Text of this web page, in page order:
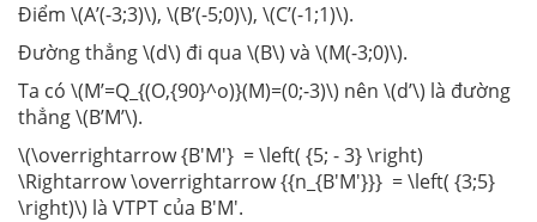
Điểm \(A’(-3;3)\), \(B’(-5;0)\), \(C’(-1;1)\).
Đường thẳng \(d\) đi qua \(B\) và \(M(-3;0)\).
Ta có \(M’=Q_{(O,{90}^o)}(M)=(0;-3)\) nên \(d’\) là đường
thẳng \(B’M’\).
\(\overrightarrow {B'M'} = \left( {5; - 3} \right)
\Rightarrow \overrightarrow {{n_{B'M'}}} = \left( {3;5}
\right)\) là VTPT của B'M'.